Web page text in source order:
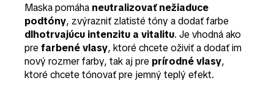
Maska pomáha neutralizovať nežiaduce
podtóny, zvýrazniť zlatisté tóny a dodať farbe
dlhotrvajúcu intenzitu a vitalitu. Je vhodná ako
prefarbené vlasy, ktoré chcete oživiť a dodať im
nový rozmer farby, tak aj pre prírodné vlasy,
ktoré chcete tónovať pre jemný teplý efekt.